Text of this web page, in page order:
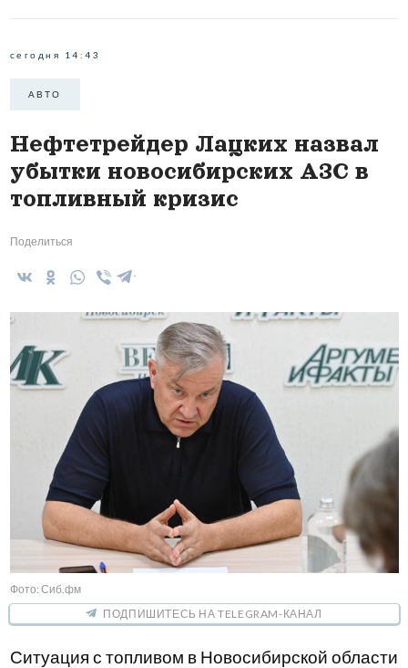
сегодня 14:43
АВТО
Нефтетрейдер Лацких назвал
убытки новосибирских АЗС в
топливный кризис
Поделиться
Фото: Сиб.фм
ПОДПИШИТЕСЬ НА TELEGRAM-КАНАЛ
Ситуация с топливом в Новосибирской области